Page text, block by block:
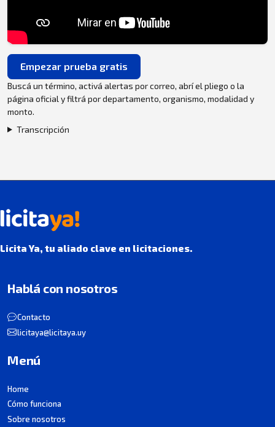
Empezar prueba gratis
Buscá un término, activá alertas por correo, abrí el pliego o la
página oficial y filtrá por departamento, organismo, modalidad y
monto.
Transcripción
Licita Ya, tu aliado clave en licitaciones.
Hablá con nosotros
Contacto
licitaya@licitaya.uy
Menú
Home
Cómo funciona
Sobre nosotros